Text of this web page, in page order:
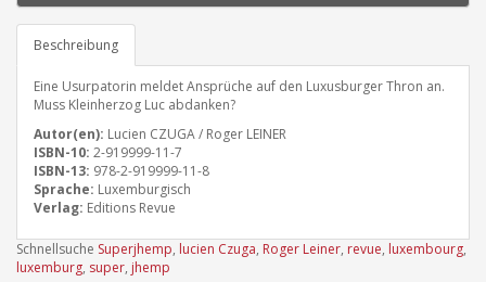
Beschreibung
Eine Usurpatorin meldet Ansprüche auf den Luxusburger Thron an.
Muss Kleinherzog Luc abdanken?
Autor(en): Lucien CZUGA / Roger LEINER
ISBN-10: 2-919999-11-7
ISBN-13: 978-2-919999-11-8
Sprache: Luxemburgisch
Verlag: Editions Revue
Schnellsuche Superjhemp, lucien Czuga, Roger Leiner, revue, luxembourg,
luxemburg, super, jhemp